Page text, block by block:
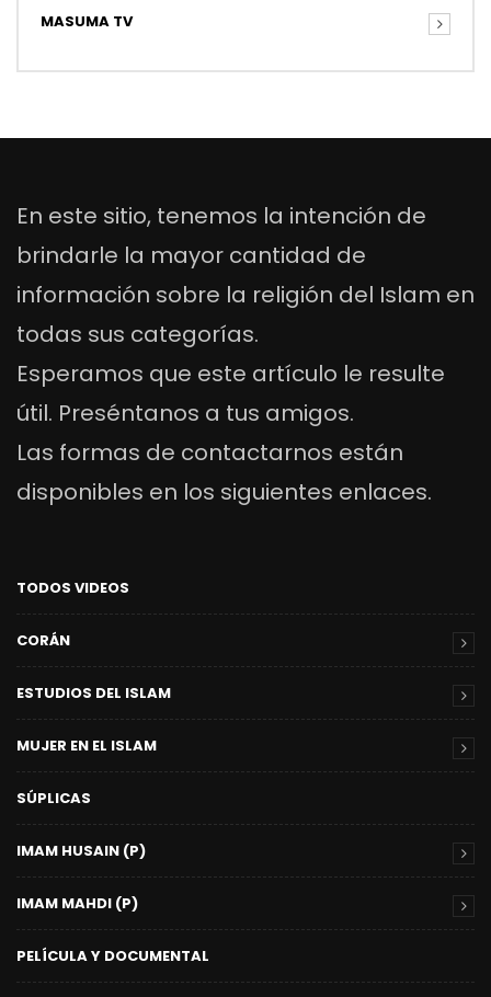
MASUMA TV
En este sitio, tenemos la intención de
brindarle la mayor cantidad de
información sobre la religión del Islam en
todas sus categorías.
Esperamos que este artículo le resulte
útil. Preséntanos a tus amigos.
Las formas de contactarnos están
disponibles en los siguientes enlaces.
TODOS VIDEOS
CORÁN
ESTUDIOS DEL ISLAM
MUJER EN EL ISLAM
SÚPLICAS
IMAM HUSAIN (P)
IMAM MAHDI (P)
PELÍCULA Y DOCUMENTAL